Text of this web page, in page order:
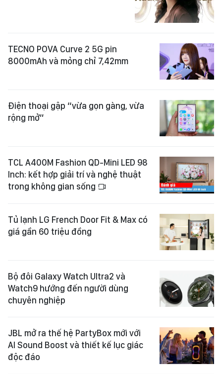
TECNO POVA Curve 2 5G pin
8000mAh và mỏng chỉ 7,42mm
Điện thoại gập “vừa gọn gàng, vừa
rộng mở”
TCL A400M Fashion QD-Mini LED 98
Inch: kết hợp giải trí và nghệ thuật
trong không gian sống
Tủ lạnh LG French Door Fit & Max có
giá gần 60 triệu đồng
Bộ đôi Galaxy Watch Ultra2 và
Watch9 hướng đến người dùng
chuyên nghiệp
JBL mở ra thế hệ PartyBox mới với
AI Sound Boost và thiết kế lục giác
độc đáo